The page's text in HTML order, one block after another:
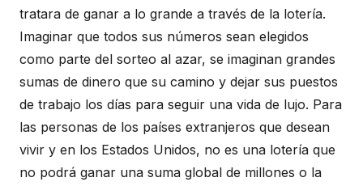
tratara de ganar a lo grande a través de la lotería.
Imaginar que todos sus números sean elegidos
como parte del sorteo al azar, se imaginan grandes
sumas de dinero que su camino y dejar sus puestos
de trabajo los días para seguir una vida de lujo. Para
las personas de los países extranjeros que desean
vivir y en los Estados Unidos, no es una lotería que
no podrá ganar una suma global de millones o la